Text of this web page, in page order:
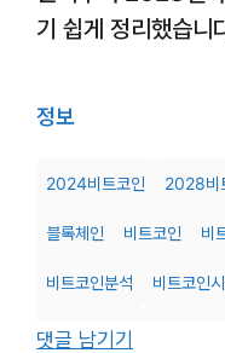
기 쉽게 정리했습니
정보
2024비트코인 2028비
블록체인 비트코인 비
비트코인분석 비트코인
비트코인채굴
댓글 남기기